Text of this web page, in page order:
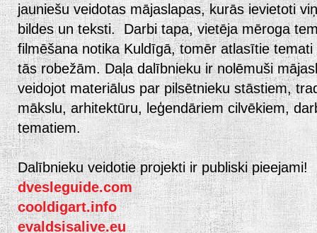
jauniešu veidotas mājaslapas, kurās ievietoti
bildes un teksti. Darbi tapa, vietēja mēroga
filmēšana notika Kuldīgā, tomēr atlasītie
tās robežām. Daļa dalībnieku ir nolēmuši
veidojot materiālus par pilsētnieku stāstiem,
mākslu, arhitektūru, leģendāriem cilvēkiem,
tematiem.
Dalībnieku veidotie projekti ir publiski pieejami!
dvesleguide.com
cooldigart.info
evaldsisalive.eu